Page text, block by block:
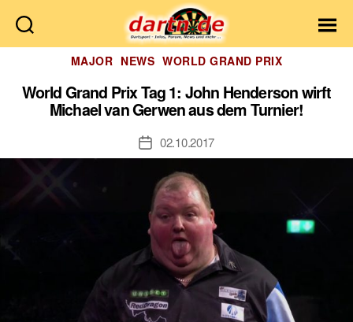
Dartn.de
Kategorien
MAJOR NEWS WORLD GRAND PRIX
World Grand Prix Tag 1: John Henderson wirft
Michael van Gerwen aus dem Turnier!
Veröffentlichungsdatum
02.10.2017